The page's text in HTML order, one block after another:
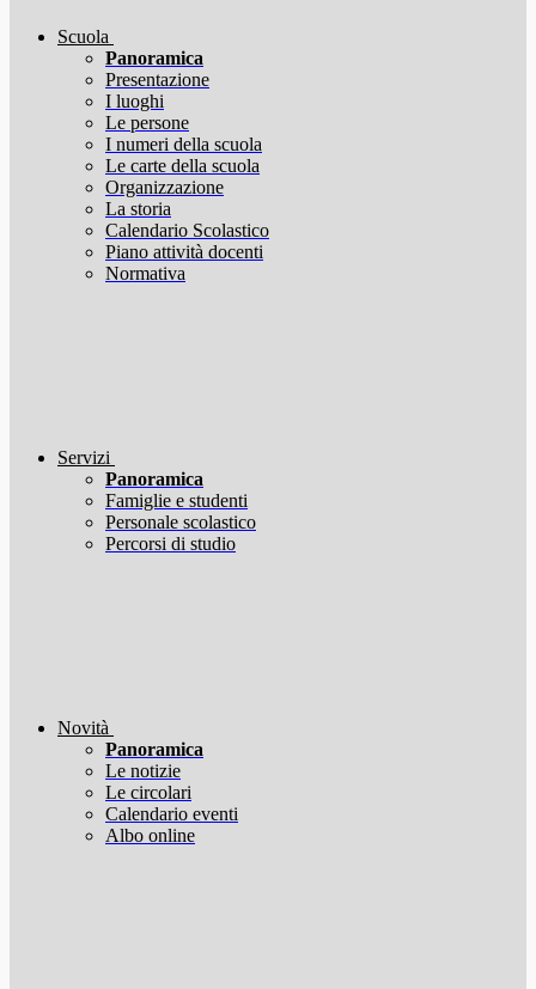
Scuola
Panoramica
Presentazione
I luoghi
Le persone
I numeri della scuola
Le carte della scuola
Organizzazione
La storia
Calendario Scolastico
Piano attività docenti
Normativa
Servizi
Panoramica
Famiglie e studenti
Personale scolastico
Percorsi di studio
Novità
Panoramica
Le notizie
Le circolari
Calendario eventi
Albo online